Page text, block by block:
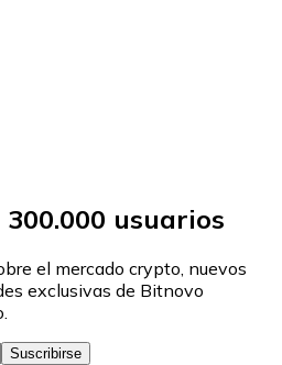
usuarios
el mercado crypto, nuevos
exclusivas de Bitnovo
Suscribirse